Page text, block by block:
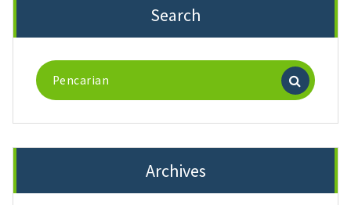
Search
Pencarian
untuk:
Archives